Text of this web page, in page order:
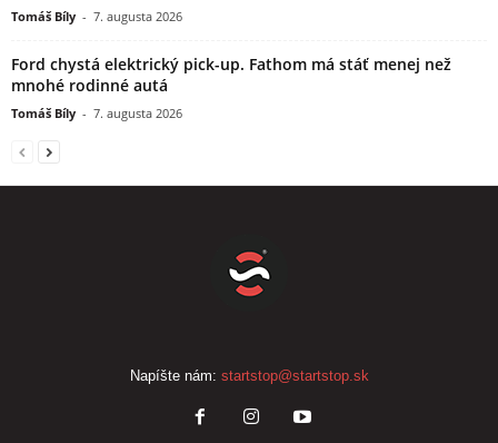
Tomáš Bíly - 7. augusta 2026
Ford chystá elektrický pick-up. Fathom má stáť menej než
mnohé rodinné autá
Tomáš Bíly - 7. augusta 2026
Napíšte nám: startstop@startstop.sk